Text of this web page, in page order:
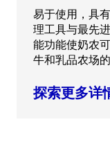
易于使用，具
理工具与最先
能功能使奶农
牛和乳品农场
探索更多详